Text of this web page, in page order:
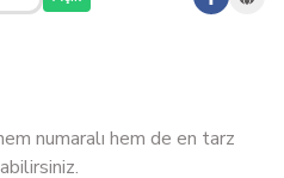
numaralı hem de en tarz